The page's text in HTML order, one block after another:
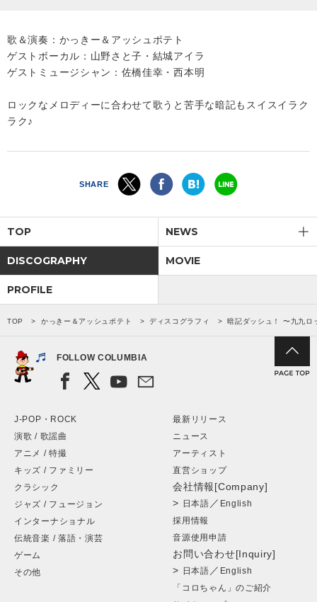
歌＆演奏：かっきー＆アッシュポテト
ゲストボーカル：山野さと子・結城アイラ
ゲストミュージシャン：佐橋佳幸・西本明
ロックなメロディーに合わせて歌うと苦手な暗記もスイスイラク
ラク♪
SHARE
TOP NEWS
DISCOGRAPHY MOVIE
PROFILE
TOP かっきー＆アッシュポテト ディスコグラフィ 暗記ダッシュ！ 〜九九ロ
FOLLOW COLUMBIA
J-POP・ROCK
演歌 / 歌謡曲
アニメ / 特撮
キッズ / ファミリー
クラシック
ジャズ / フュージョン
インターナショナル
伝統音楽 / 落語・演芸
ゲーム
その他
最新リリース
ニュース
アーティスト
直営ショップ
会社情報[Company]
> 日本語 ／ English
採用情報
音源使用申請
お問い合わせ[Inquiry]
> 日本語 ／ English
「コロちゃん」のご紹介